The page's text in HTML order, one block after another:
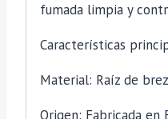
fumada limpia y
Características
Material: Raíz de
Origen: Fabricada en